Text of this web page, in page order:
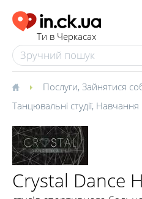
Ти в Черкасах
Послуги, Зайнятися
Танцювальні студії, Навчання
Crystal Dance